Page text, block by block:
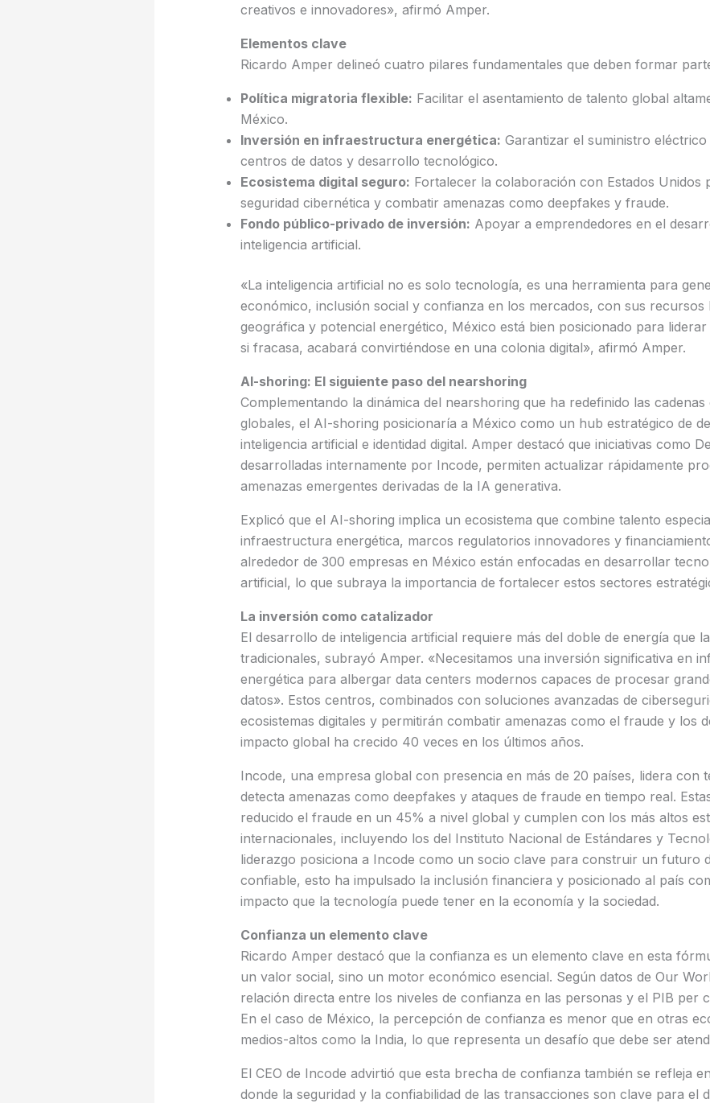
creativos e innovadores», afirmó Amper.
Elementos clave
Ricardo Amper delineó cuatro pilares fundamentales que deben formar
Política migratoria flexible: Facilitar el asentamiento de talento global
México.
Inversión en infraestructura energética: Garantizar el suministro
centros de datos y desarrollo tecnológico.
Ecosistema digital seguro: Fortalecer la colaboración con Estados Unidos
seguridad cibernética y combatir amenazas como deepfakes y fraude.
Fondo público-privado de inversión: Apoyar a emprendedores en el
inteligencia artificial.
«La inteligencia artificial no es solo tecnología, es una herramienta para
económico, inclusión social y confianza en los mercados, con sus recursos
geográfica y potencial energético, México está bien posicionado para
si fracasa, acabará convirtiéndose en una colonia digital», afirmó Amper.
AI-shoring: El siguiente paso del nearshoring
Complementando la dinámica del nearshoring que ha redefinido las cadenas
globales, el AI-shoring posicionaría a México como un hub estratégico de
inteligencia artificial e identidad digital. Amper destacó que iniciativas como
desarrolladas internamente por Incode, permiten actualizar rápidamente
amenazas emergentes derivadas de la IA generativa.
Explicó que el AI-shoring implica un ecosistema que combine talento
infraestructura energética, marcos regulatorios innovadores y
alrededor de 300 empresas en México están enfocadas en desarrollar
artificial, lo que subraya la importancia de fortalecer estos sectores
La inversión como catalizador
El desarrollo de inteligencia artificial requiere más del doble de energía que
tradicionales, subrayó Amper. «Necesitamos una inversión significativa en
energética para albergar data centers modernos capaces de procesar
datos». Estos centros, combinados con soluciones avanzadas de
ecosistemas digitales y permitirán combatir amenazas como el fraude y los
impacto global ha crecido 40 veces en los últimos años.
Incode, una empresa global con presencia en más de 20 países, lidera con
detecta amenazas como deepfakes y ataques de fraude en tiempo real.
reducido el fraude en un 45% a nivel global y cumplen con los más altos
internacionales, incluyendo los del Instituto Nacional de Estándares y
liderazgo posiciona a Incode como un socio clave para construir un futuro
confiable, esto ha impulsado la inclusión financiera y posicionado al país
impacto que la tecnología puede tener en la economía y la sociedad.
Confianza un elemento clave
Ricardo Amper destacó que la confianza es un elemento clave en esta
un valor social, sino un motor económico esencial. Según datos de Our
relación directa entre los niveles de confianza en las personas y el PIB per
En el caso de México, la percepción de confianza es menor que en otras
medios-altos como la India, lo que representa un desafío que debe ser
El CEO de Incode advirtió que esta brecha de confianza también se refleja
donde la seguridad y la confiabilidad de las transacciones son clave para el